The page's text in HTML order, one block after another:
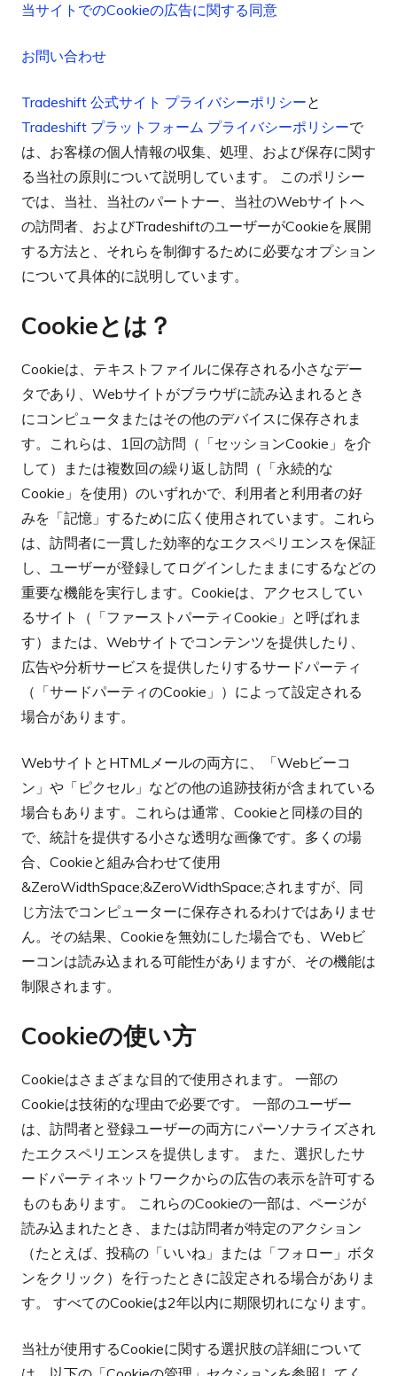
当サイトでのCookieの広告に関する同意
お問い合わせ
Tradeshift 公式サイト プライバシーポリシーと
Tradeshift プラットフォーム プライバシーポリシーで
は、お客様の個人情報の収集、処理、および保存に関す
る当社の原則について説明しています。 このポリシー
では、当社、当社のパートナー、当社のWebサイトへ
の訪問者、およびTradeshiftのユーザーがCookieを展開
する方法と、それらを制御するために必要なオプション
について具体的に説明しています。
Cookieとは？
Cookieは、テキストファイルに保存される小さなデー
タであり、Webサイトがブラウザに読み込まれるとき
にコンピュータまたはその他のデバイスに保存されま
す。これらは、1回の訪問（「セッションCookie」を介
して）または複数回の繰り返し訪問（「永続的な
Cookie」を使用）のいずれかで、利用者と利用者の好
みを「記憶」するために広く使用されています。これら
は、訪問者に一貫した効率的なエクスペリエンスを保証
し、ユーザーが登録してログインしたままにするなどの
重要な機能を実行します。Cookieは、アクセスしてい
るサイト（「ファーストパーティCookie」と呼ばれま
す）または、Webサイトでコンテンツを提供したり、
広告や分析サービスを提供したりするサードパーティ
（「サードパーティのCookie」）によって設定される
場合があります。
WebサイトとHTMLメールの両方に、「Webビーコ
ン」や「ピクセル」などの他の追跡技術が含まれている
場合もあります。これらは通常、Cookieと同様の目的
で、統計を提供する小さな透明な画像です。多くの場
合、Cookieと組み合わせて使用
&ZeroWidthSpace;&ZeroWidthSpace;されますが、同
じ方法でコンピューターに保存されるわけではありませ
ん。その結果、Cookieを無効にした場合でも、Webビ
ーコンは読み込まれる可能性がありますが、その機能は
制限されます。
Cookieの使い方
Cookieはさまざまな目的で使用されます。 一部の
Cookieは技術的な理由で必要です。 一部のユーザー
は、訪問者と登録ユーザーの両方にパーソナライズされ
たエクスペリエンスを提供します。 また、選択したサ
ードパーティネットワークからの広告の表示を許可する
ものもあります。 これらのCookieの一部は、ページが
読み込まれたとき、または訪問者が特定のアクション
（たとえば、投稿の「いいね」または「フォロー」ボタ
ンをクリック）を行ったときに設定される場合がありま
す。 すべてのCookieは2年以内に期限切れになります。
当社が使用するCookieに関する選択肢の詳細について